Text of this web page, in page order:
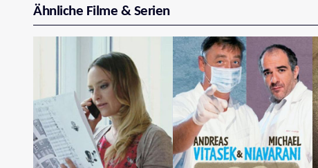
Ähnliche Filme & Serien